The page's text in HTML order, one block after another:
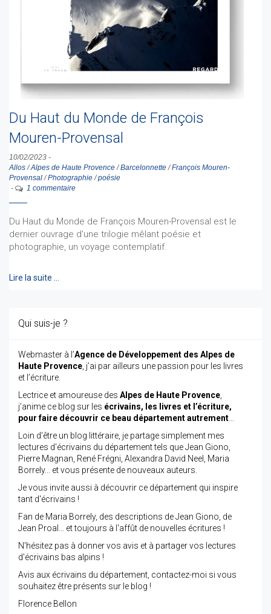
Du Haut du Monde de François
Mouren-Provensal
10/02/2023 -
Allos/Alpes de Haute Provence/Barcelonnette/François Mouren-
Provensal/Photographie/poésie
-
1 commentaire
Du Haut du Monde de François Mouren-Provensal est le
dernier ouvrage d'une trilogie mêlant poésie et
photographie, un voyage contemplatif.
Lire la suite …
Qui suis-je ?
Webmaster à l’Agence de Développement des Alpes de
Haute Provence, j’ai par ailleurs une passion pour les livres
et l’écriture.
Lectrice et amoureuse des Alpes de Haute Provence,
j’anime ce blog sur les écrivains, les livres et l’écriture,
pour faire découvrir ce beau département autrement…
Loin d'être un blog littéraire, je partage simplement mes
lectures d'écrivains du département tels que Jean Giono,
Pierre Magnan, René Frégni, Alexandra David Neel, Maria
Borrely... et vous présente de nouveaux auteurs.
Je vous invite aussi à découvrir ce département qui inspire
tant d'écrivains !
Fan de Maria Borrely, des descriptions de Jean Giono, de
Jean Proal... et toujours à l'affût de nouvelles écritures !
N'hésitez pas à donner vos avis et à partager vos lectures
d'écrivains bas alpins !
Avis aux écrivains du département, contactez-moi si vous
souhaitez être présents sur le blog !
Florence Bellon